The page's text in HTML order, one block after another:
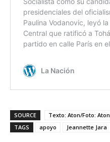
SOURCE
Texto: Aton/Foto: Aton
TAGS
apoyo Jeannette Jara